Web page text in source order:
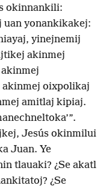
okinnankili:
yonankikakej:
yinejnemij
akinmej
oixpolikaj
amitlaj kipiaj.
Jesús okinmilui
Juan. Ye
tlauaki? ¿Se akatl
¿Se